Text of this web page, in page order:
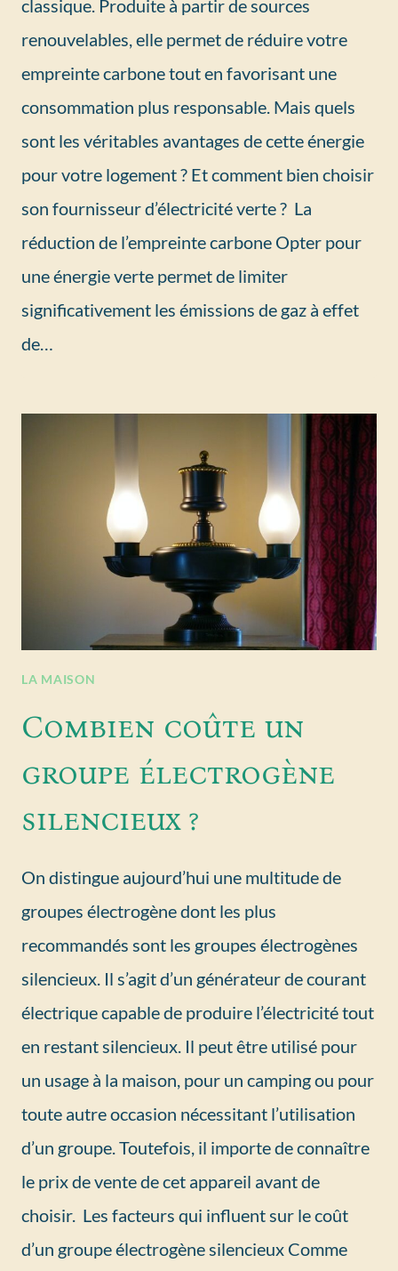
classique. Produite à partir de sources
renouvelables, elle permet de réduire votre
empreinte carbone tout en favorisant une
consommation plus responsable. Mais quels
sont les véritables avantages de cette énergie
pour votre logement ? Et comment bien choisir
son fournisseur d’électricité verte ? La
réduction de l’empreinte carbone Opter pour
une énergie verte permet de limiter
significativement les émissions de gaz à effet
de…
LA MAISON
Combien coûte un
groupe électrogène
silencieux ?
On distingue aujourd’hui une multitude de
groupes électrogène dont les plus
recommandés sont les groupes électrogènes
silencieux. Il s’agit d’un générateur de courant
électrique capable de produire l’électricité tout
en restant silencieux. Il peut être utilisé pour
un usage à la maison, pour un camping ou pour
toute autre occasion nécessitant l’utilisation
d’un groupe. Toutefois, il importe de connaître
le prix de vente de cet appareil avant de
choisir. Les facteurs qui influent sur le coût
d’un groupe électrogène silencieux Comme